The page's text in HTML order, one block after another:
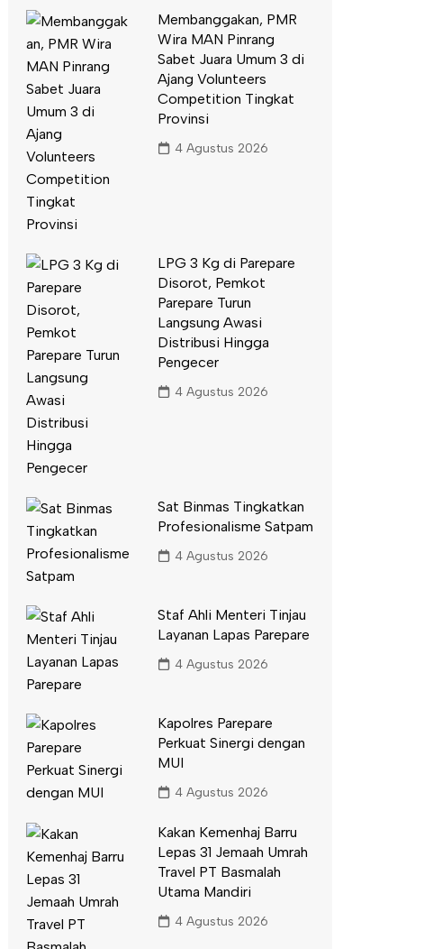
Membanggakan, PMR
Wira MAN Pinrang
Sabet Juara Umum 3 di
Ajang Volunteers
Competition Tingkat
Provinsi
4 Agustus 2026
LPG 3 Kg di Parepare
Disorot, Pemkot
Parepare Turun
Langsung Awasi
Distribusi Hingga
Pengecer
4 Agustus 2026
Sat Binmas Tingkatkan
Profesionalisme Satpam
4 Agustus 2026
Staf Ahli Menteri Tinjau
Layanan Lapas Parepare
4 Agustus 2026
Kapolres Parepare
Perkuat Sinergi dengan
MUI
4 Agustus 2026
Kakan Kemenhaj Barru
Lepas 31 Jemaah Umrah
Travel PT Basmalah
Utama Mandiri
4 Agustus 2026